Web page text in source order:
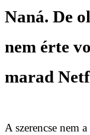
Naná. De
nem érte
marad
A szerencse nem